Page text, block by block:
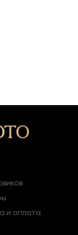
и оплата